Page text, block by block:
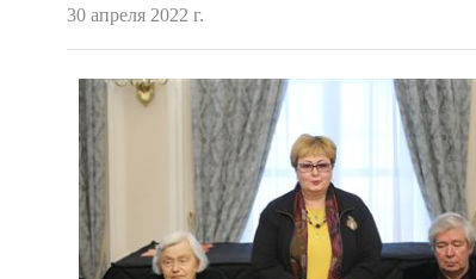
30 апреля 2022 г.